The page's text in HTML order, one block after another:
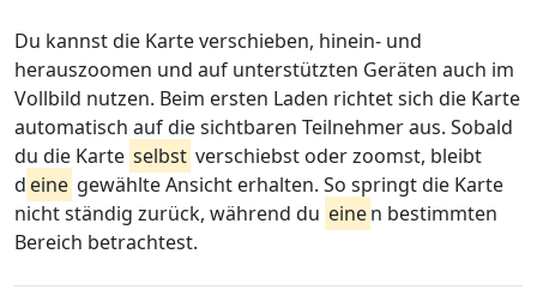
Du kannst die Karte verschieben, hinein- und
herauszoomen und auf unterstützten Geräten auch im
Vollbild nutzen. Beim ersten Laden richtet sich die Karte
automatisch auf die sichtbaren Teilnehmer aus. Sobald
du die Karte selbst verschiebst oder zoomst, bleibt
d eine gewählte Ansicht erhalten. So springt die Karte
nicht ständig zurück, während du einen bestimmten
Bereich betrachtest.